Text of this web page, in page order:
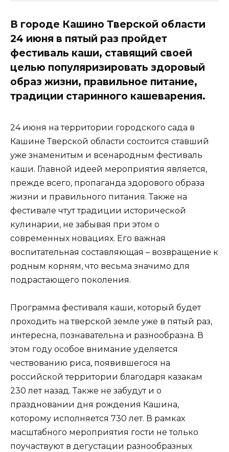
В городе Кашино Тверской области
24 июня в пятый раз пройдет
фестиваль каши, ставящий своей
целью популяризировать здоровый
образ жизни, правильное питание,
традиции старинного кашеварения.
24 июня на территории городского сада в
Кашине Тверской области состоится ставший
уже знаменитым и всенародным фестиваль
каши. Главной идеей мероприятия является,
прежде всего, пропаганда здорового образа
жизни и правильного питания. Также на
фестивале чтут традиции исторической
кулинарии, не забывая при этом о
современных новациях. Его важная
воспитательная составляющая – возвращение к
родным корням, что весьма значимо для
подрастающего поколения.
Программа фестиваля каши, который будет
проходить на тверской земле уже в пятый раз,
интересна, познавательна и разнообразна. В
этом году особое внимание уделяется
чествованию риса, появившегося на
российской территории благодаря казакам
230 лет назад. Также не забудут и о
праздновании дня рождения Кашина,
которому исполняется 730 лет. В рамках
масштабного мероприятия гости не только
поучаствуют в дегустации разнообразных